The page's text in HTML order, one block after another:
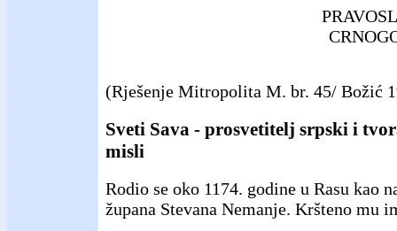
(Rješenje Mitropolita M. br. 45/ Božić
Sveti Sava - prosvetitelj srpski i
misli
Rodio se oko 1174. godine u Rasu kao
župana Stevana Nemanje. Kršteno mu